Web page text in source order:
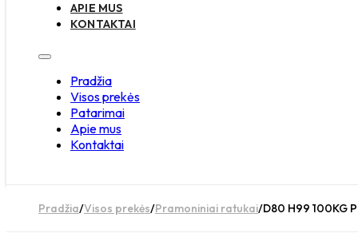
APIE MUS
KONTAKTAI
Pradžia
Visos prekės
Patarimai
Apie mus
Kontaktai
Pradžia/Visos prekės/Pramoniniai ratukai/D80 H99 100KG